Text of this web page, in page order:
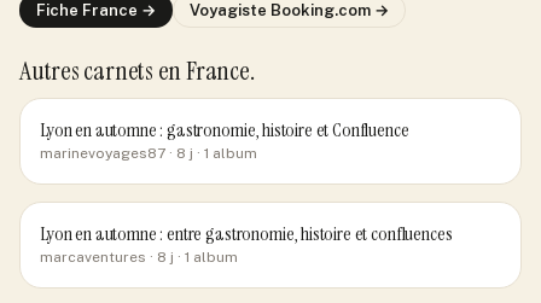
Fiche France → Voyagiste Booking.com →
Autres carnets en France.
Lyon en automne : gastronomie, histoire et Confluence
marinevoyages87 · 8 j · 1 album
Lyon en automne : entre gastronomie, histoire et confluences
marcaventures · 8 j · 1 album